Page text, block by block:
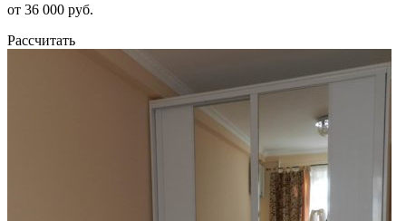
от 36 000 руб.
Рассчитать